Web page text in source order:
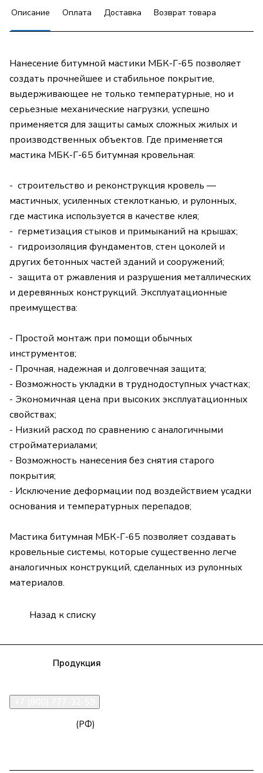
Описание Оплата Доставка Возврат товара
Нанесение битумной мастики МБК-Г-65 позволяет
создать прочнейшее и стабильное покрытие,
выдерживающее не только температурные, но и
серьезные механические нагрузки, успешно
применяется для защиты самых сложных жилых и
производственных объектов. Где применяется
мастика МБК-Г-65 битумная кровельная:
- строительство и реконструкция кровель —
мастичных, усиленных стеклотканью, и рулонных,
где мастика используется в качестве клея;
- герметизация стыков и примыканий на крышах;
- гидроизоляция фундаментов, стен цоколей и
других бетонных частей зданий и сооружений;
- защита от ржавления и разрушения металлических
и деревянных конструкций. Эксплуатационные
преимущества:
- Простой монтаж при помощи обычных
инструментов;
- Прочная, надежная и долговечная защита;
- Возможность укладки в труднодоступных участках;
- Экономичная цена при высоких эксплуатационных
свойствах;
- Низкий расход по сравнению с аналогичными
стройматериалами;
- Возможность нанесения без снятия старого
покрытия;
- Исключение деформации под воздействием усадки
основания и температурных перепадов;
Мастика битумная МБК-Г-65 позволяет создавать
кровельные системы, которые существенно легче
аналогичных конструкций, сделанных из рулонных
материалов.
Назад к списку
Продукция
(РФ)